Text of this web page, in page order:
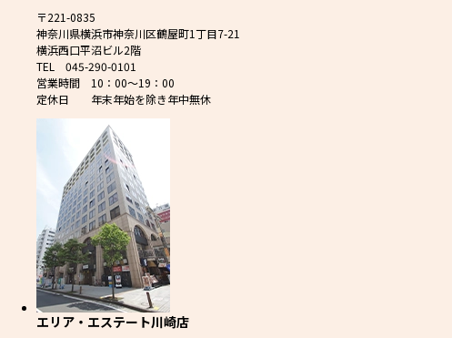
〒221-0835
神奈川県横浜市神奈川区鶴屋町1丁目7-21
横浜西口平沼ビル2階
TEL 045-290-0101
営業時間 10：00～19：00
定休日 年末年始を除き年中無休
エリア・エステート川崎店